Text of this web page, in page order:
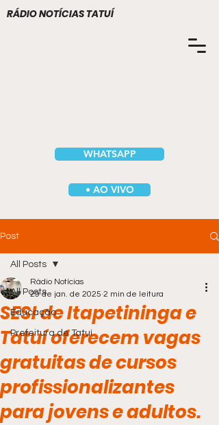
WHATSAPP
RÁDIO NOTÍCIAS TATUÍ
• AO VIVO
Post
All Posts
Educação
Prefeitura de Tatuí
All Posts
SESI de Itapetininga e
Tatuí oferecem vagas
gratuitas de cursos
profissionalizantes
para jovens e adultos.
Rádio Notícias
29 de jan. de 2025 2 min de leitura